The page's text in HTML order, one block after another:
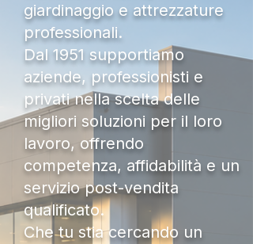
giardinaggio e attrezzature
professionali.
Dal 1951 supportiamo
aziende, professionisti e
privati nella scelta delle
migliori soluzioni per il loro
lavoro, offrendo
competenza, affidabilità e un
servizio post-vendita
qualificato.
Che tu stia cercando un